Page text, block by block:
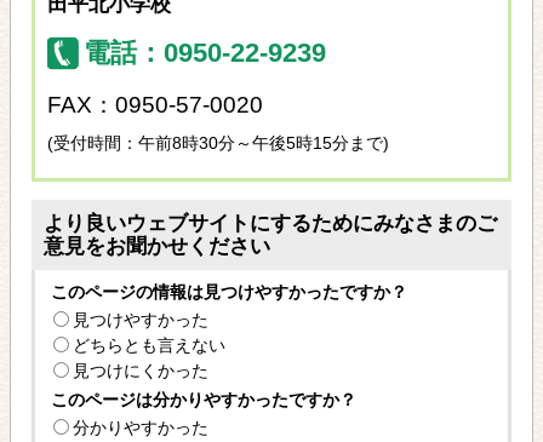
田平北小学校
電話：0950-22-9239
FAX：0950-57-0020
(受付時間：午前8時30分～午後5時15分まで)
より良いウェブサイトにするためにみなさまのご
意見をお聞かせください
このページの情報は見つけやすかったですか？
見つけやすかった
どちらとも言えない
見つけにくかった
このページは分かりやすかったですか？
分かりやすかった